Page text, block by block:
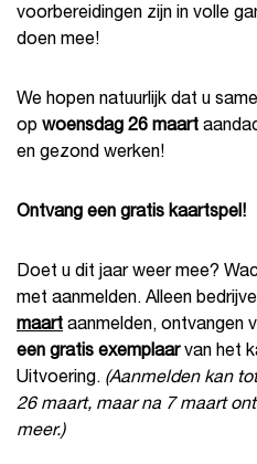
voorbereidingen zijn in volle
doen mee!
We hopen natuurlijk dat u
op woensdag 26 maart
en gezond werken!
Ontvang een gratis kaartspel!
Doet u dit jaar weer mee?
met aanmelden. Alleen
maart aanmelden, ontvangen
een gratis exemplaarvan het
Uitvoering. (Aanmelden kan
26 maart, maar na 7 maart
meer.)